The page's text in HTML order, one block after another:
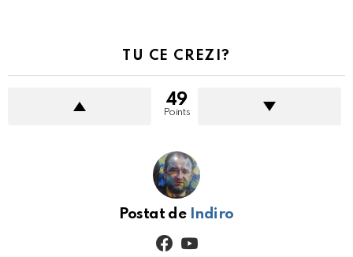
TU CE CREZI?
49
Points
Postat de Indiro